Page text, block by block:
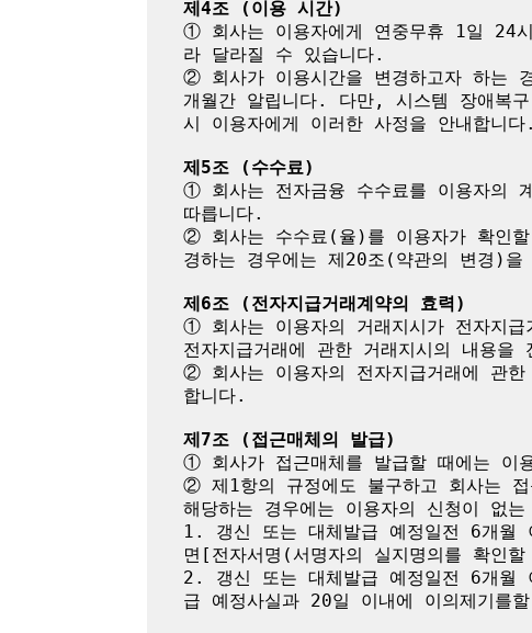
제4조 (이용 시간)
① 회사는 이용자에게 연중무휴 1일 24
라 달라질 수 있습니다.
② 회사가 이용시간을 변경하고자 하는
개월간 알립니다. 다만, 시스템 장애복
시 이용자에게 이러한 사정을 안내합니다.
제5조 (수수료)
① 회사는 전자금융 수수료를 이용자의
따릅니다.
② 회사는 수수료(율)를 이용자가 확인
경하는 경우에는 제20조(약관의 변경)을
제6조 (전자지급거래계약의 효력)
① 회사는 이용자의 거래지시가 전자지
전자지급거래에 관한 거래지시의 내용을
② 회사는 이용자의 전자지급거래에 관한
합니다.
제7조 (접근매체의 발급)
① 회사가 접근매체를 발급할 때에는 이
② 제1항의 규정에도 불구하고 회사는
해당하는 경우에는 이용자의 신청이 없
1. 갱신 또는 대체발급 예정일전 6개월
면[전자서명(서명자의 실지명의를 확인
2. 갱신 또는 대체발급 예정일전 6개월
급 예정사실과 20일 이내에 이의제기를